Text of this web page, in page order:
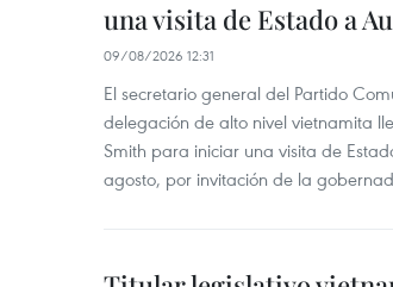
una visita de Estado a
09/08/2026 12:31
El secretario general del Partido
delegación de alto nivel vietnamita
Smith para iniciar una visita de
agosto, por invitación de la